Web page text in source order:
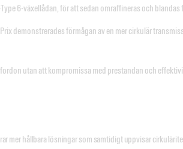
6-växellådan, för att sedan omraffineras och
demonstrerades förmågan av en mer cirkulär
utan att kompromissa med prestandan och
mer hållbara lösningar som samtidigt uppvisar